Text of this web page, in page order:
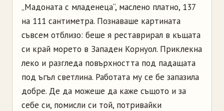
„Мадоната с младенеца“, маслено платно, 137
на 111 сантиметра. Познаваше картината
съвсем отблизо: беше я реставрирал в къщата
си край морето в Западен Корнуол. Приклекна
леко и разгледа повърхността под падащата
под ъгъл светлина. Работата му се бе запазила
добре. Де да можеше да каже същото и за
себе си, помисли си той, потривайки